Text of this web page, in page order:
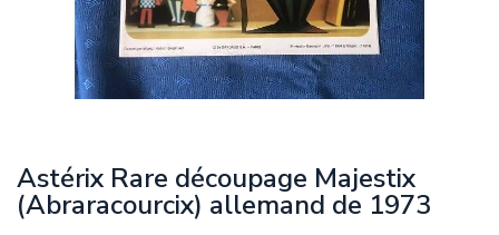
Astérix Rare découpage Majestix
(Abraracourcix) allemand de 1973